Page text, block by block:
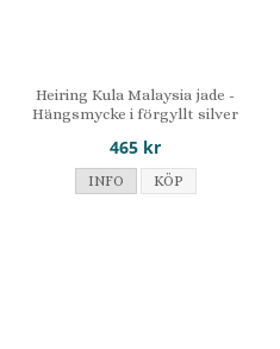
Heiring Kula Malaysia jade -
Hängsmycke i förgyllt silver
465 kr
INFO KÖP